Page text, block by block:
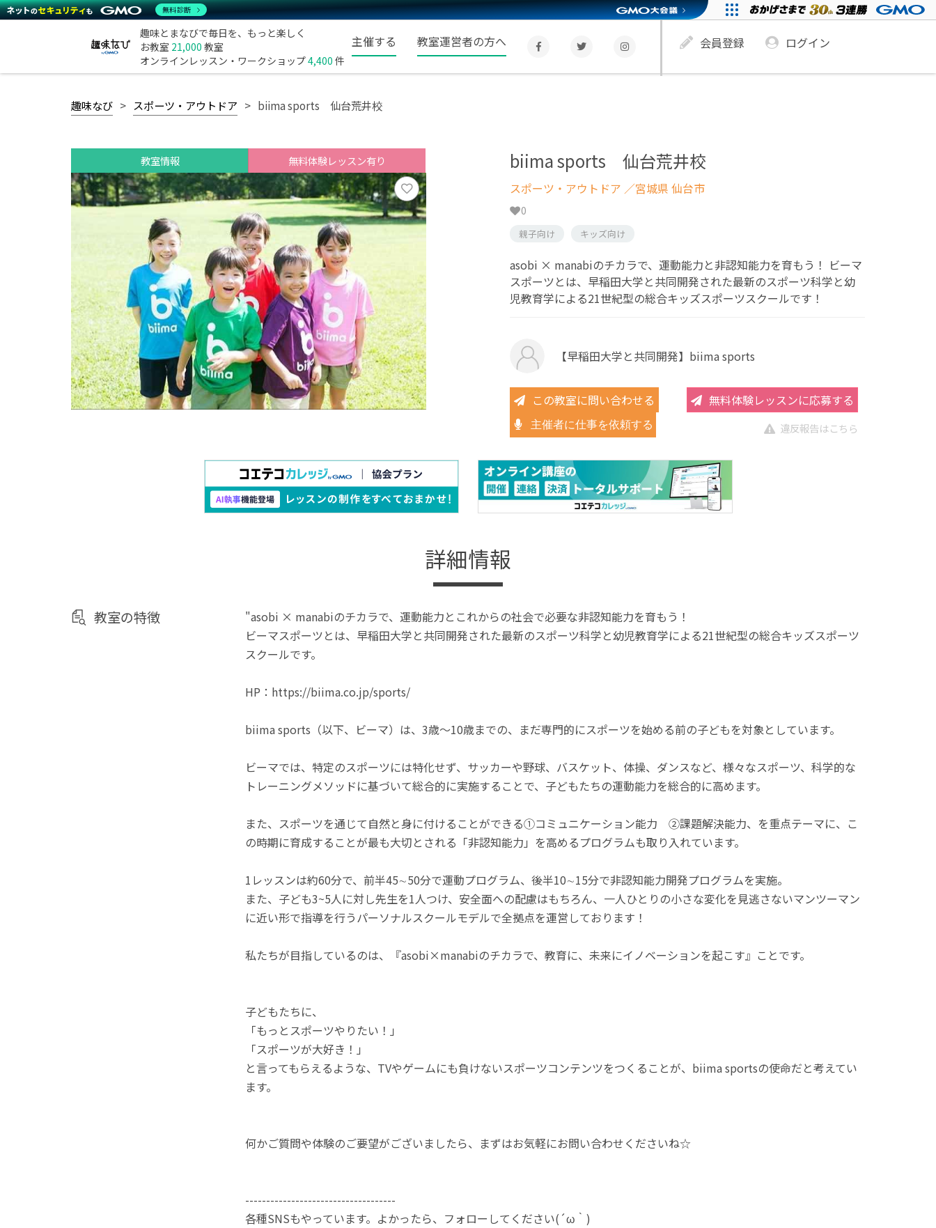
趣味とまなびで毎日を、もっと楽しく
お教室 21,000 教室
オンラインレッスン・ワークショップ4,400 件
主催する 教室運営者の方へ 会員登録 ログイン
趣味なび スポーツ・アウトドア biima sports 仙台荒井校
教室情報 無料体験レッスン有り biima sports 仙台荒井校
スポーツ・アウトドア ／宮城県 仙台市
0
親子向け キッズ向け
asobi × manabiのチカラで、運動能力と非認知能力を育もう！ ビーマ
スポーツとは、早稲田大学と共同開発された最新のスポーツ科学と幼
児教育学による21世紀型の総合キッズスポーツスクールです！
【早稲田大学と共同開発】biima sports
この教室に問い合わせる 無料体験レッスンに応募する
主催者に仕事を依頼する 違反報告はこちら
詳細情報
教室の特徴
"asobi × manabiのチカラで、運動能力とこれからの社会で必要な非認知能力を育もう！
ビーマスポーツとは、早稲田大学と共同開発された最新のスポーツ科学と幼児教育学による21世紀型の総合キッズスポーツ
スクールです。
HP：https://biima.co.jp/sports/
biima sports（以下、ビーマ）は、3歳〜10歳までの、まだ専門的にスポーツを始める前の子どもを対象としています。
ビーマでは、特定のスポーツには特化せず、サッカーや野球、バスケット、体操、ダンスなど、様々なスポーツ、科学的な
トレーニングメソッドに基づいて総合的に実施することで、子どもたちの運動能力を総合的に高めます。
また、スポーツを通じて自然と身に付けることができる①コミュニケーション能力 ②課題解決能力、を重点テーマに、こ
の時期に育成することが最も大切とされる「非認知能力」を高めるプログラムも取り入れています。
1レッスンは約60分で、前半45∼50分で運動プログラム、後半10∼15分で非認知能力開発プログラムを実施。
また、子ども3~5人に対し先生を1人つけ、安全面への配慮はもちろん、一人ひとりの小さな変化を見逃さないマンツーマン
に近い形で指導を行うパーソナルスクールモデルで全拠点を運営しております！
私たちが目指しているのは、『asobi×manabiのチカラで、教育に、未来にイノベーションを起こす』ことです。
子どもたちに、
「もっとスポーツやりたい！」
「スポーツが大好き！」
と言ってもらえるような、TVやゲームにも負けないスポーツコンテンツをつくることが、biima sportsの使命だと考えてい
ます。
何かご質問や体験のご要望がございましたら、まずはお気軽にお問い合わせくださいね☆
------------------------------------
各種SNSもやっています。よかったら、フォローしてください(´ω｀)
無料診断